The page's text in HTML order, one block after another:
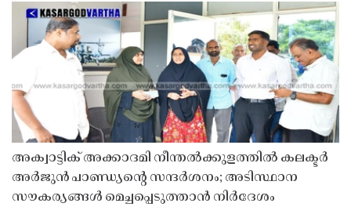
അക്വാട്ടിക് അക്കാദമി നീന്തൽക്കുളത്തിൽ കലക്ടർ
അർജുൻ പാണ്ഡ്യൻ്റെ സന്ദർശനം; അടിസ്ഥാന
സൗകര്യങ്ങൾ മെച്ചപ്പെടുത്താൻ നിർദേശം